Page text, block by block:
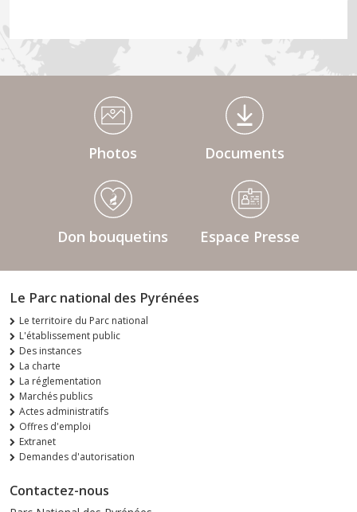
Médiathèque Footer
Photos Documents
Don bouquetins Espace Presse
Le Parc national des Pyrénées
Le territoire du Parc national
L'établissement public
Des instances
La charte
La réglementation
Marchés publics
Actes administratifs
Offres d'emploi
Extranet
Demandes d'autorisation
Contactez-nous